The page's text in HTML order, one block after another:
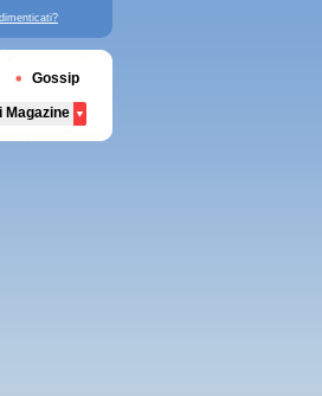
dimenticati?
Gossip
Magazine